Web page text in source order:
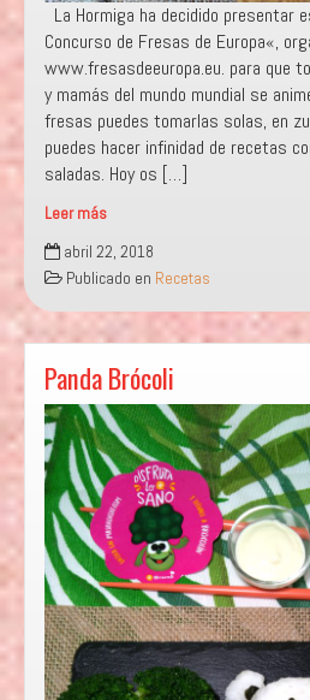
La Hormiga ha decidido presentar
Concurso de Fresas de Europa«,
www.fresasdeeuropa.eu. para que
y mamás del mundo mundial se
fresas puedes tomarlas solas, en
puedes hacer infinidad de recetas
saladas. Hoy os […]
Leer más
DRAGONES
DE
FRESAS
Y
ESPINACAS
abril 22, 2018
Publicado en Recetas
Panda Brócoli